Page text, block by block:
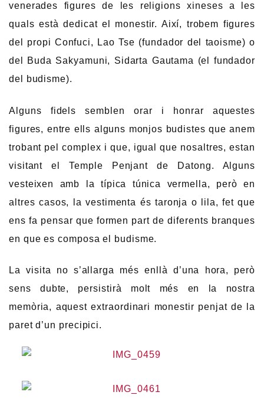
venerades figures de les religions xineses a les
quals està dedicat el monestir. Així, trobem figures
del propi Confuci, Lao Tse (fundador del taoisme) o
del Buda Sakyamuni, Sidarta Gautama (el fundador
del budisme).
Alguns fidels semblen orar i honrar aquestes
figures, entre ells alguns monjos budistes que anem
trobant pel complex i que, igual que nosaltres, estan
visitant el Temple Penjant de Datong. Alguns
vesteixen amb la típica túnica vermella, però en
altres casos, la vestimenta és taronja o lila, fet que
ens fa pensar que formen part de diferents branques
en que es composa el budisme.
La visita no s’allarga més enllà d’una hora, però
sens dubte, persistirà molt més en la nostra
memòria, aquest extraordinari monestir penjat de la
paret d’un precipici.